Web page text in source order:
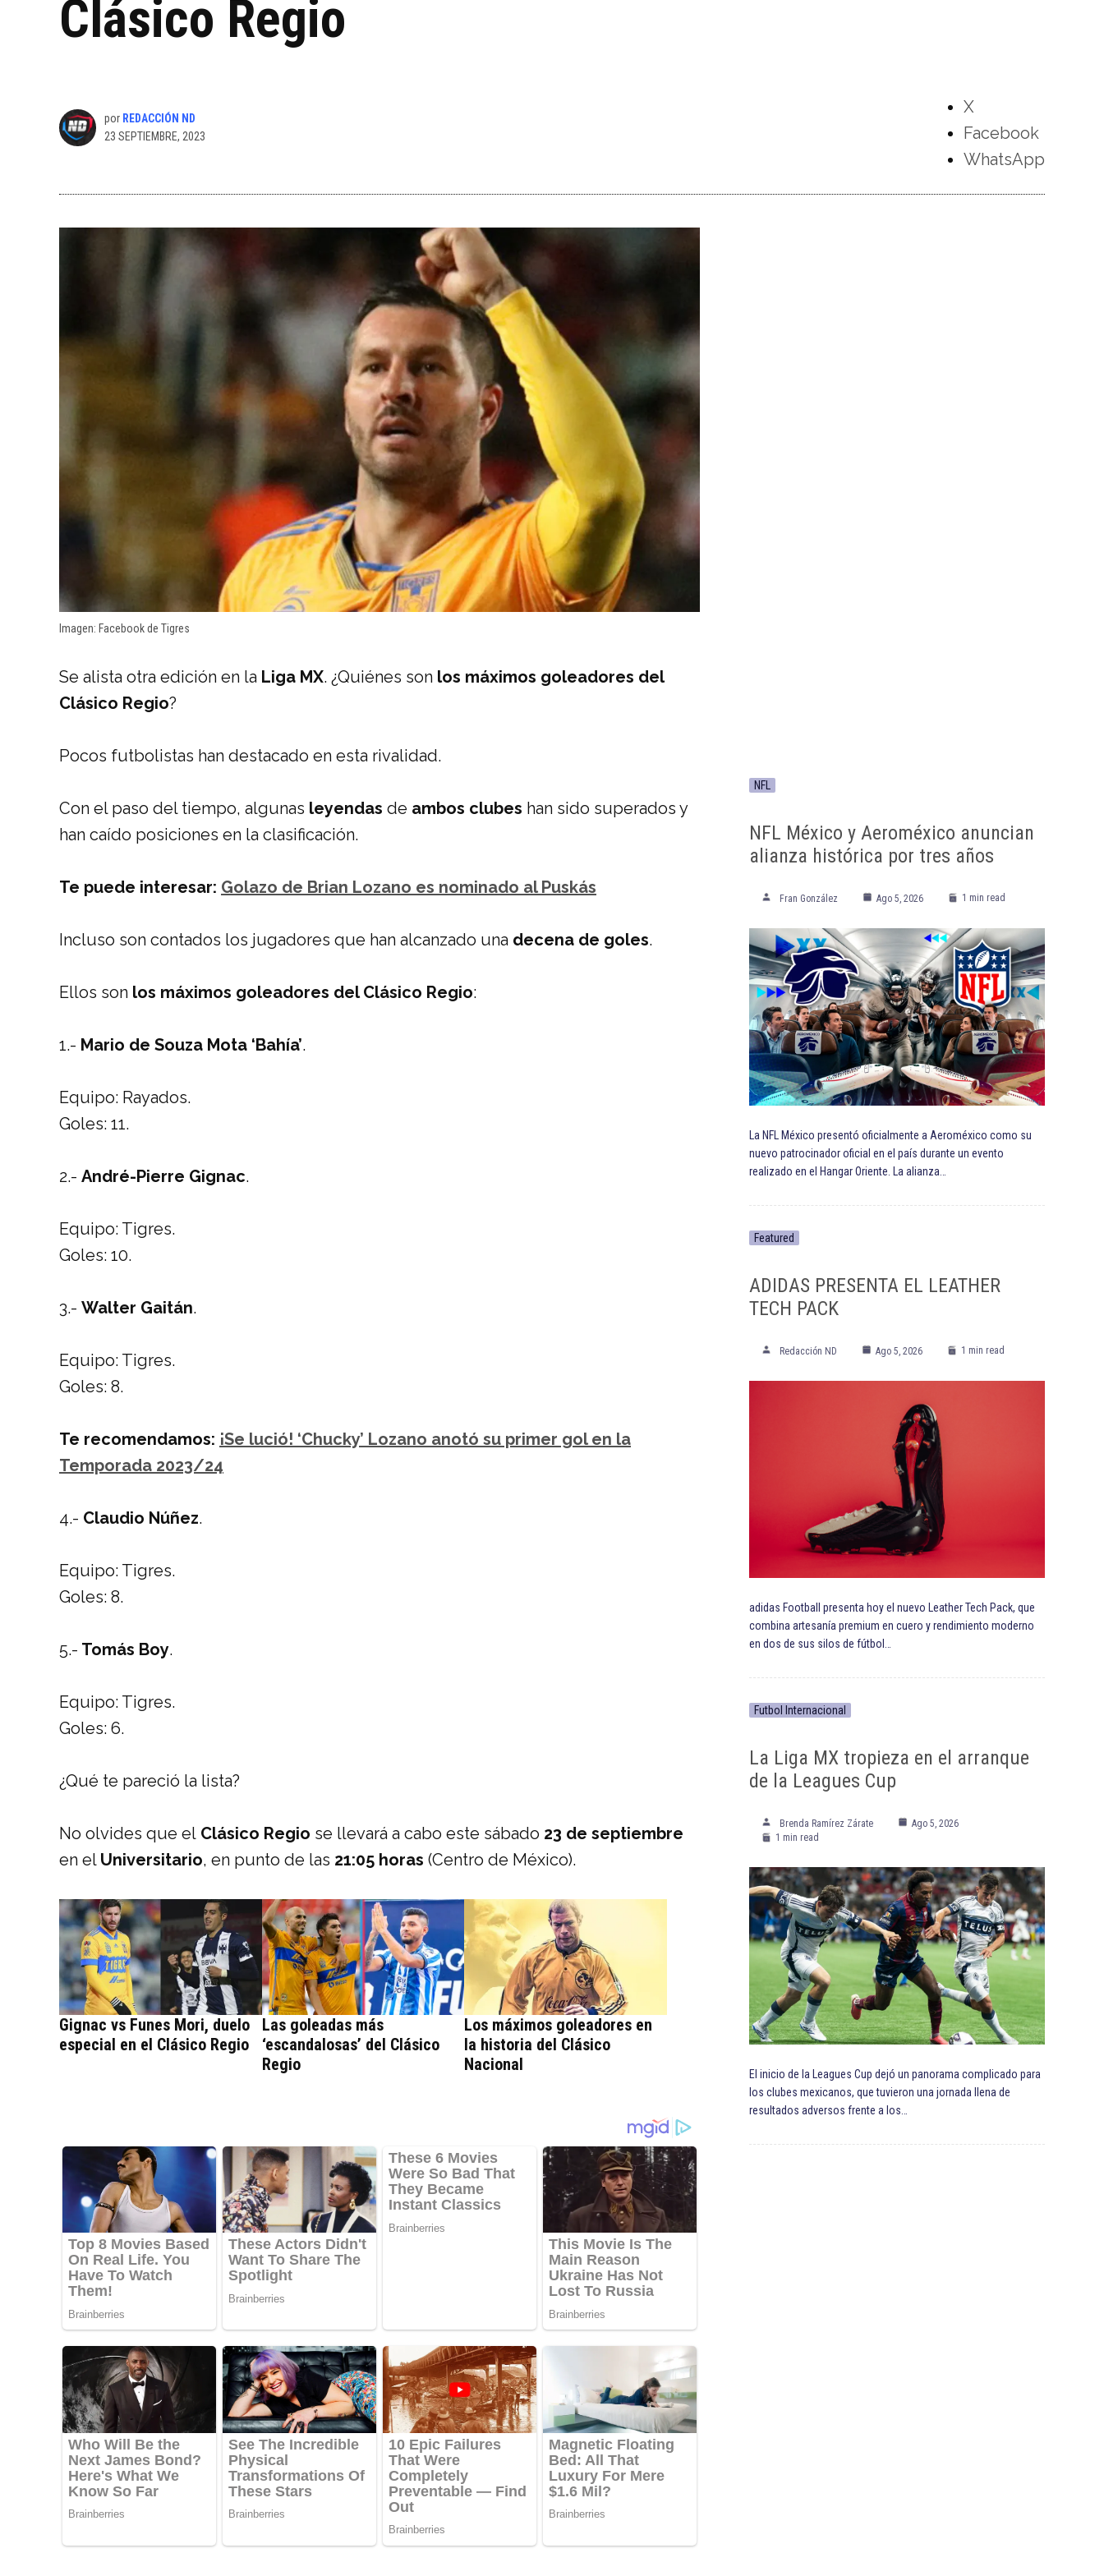
Clásico Regio
por REDACCIÓN ND
23 SEPTIEMBRE, 2023
X
Facebook
WhatsApp
Imagen: Facebook de Tigres
Se alista otra edición en la Liga MX. ¿Quiénes son los máximos goleadores del
Clásico Regio?
Pocos futbolistas han destacado en esta rivalidad.
Con el paso del tiempo, algunas leyendas de ambos clubes han sido superados y
han caído posiciones en la clasificación.
Te puede interesar: Golazo de Brian Lozano es nominado al Puskás
Incluso son contados los jugadores que han alcanzado una decena de goles.
Ellos son los máximos goleadores del Clásico Regio:
1.- Mario de Souza Mota ‘Bahía’.
Equipo: Rayados.
Goles: 11.
2.- André-Pierre Gignac.
Equipo: Tigres.
Goles: 10.
3.- Walter Gaitán.
Equipo: Tigres.
Goles: 8.
Te recomendamos: ¡Se lució! ‘Chucky’ Lozano anotó su primer gol en la
Temporada 2023/24
4.- Claudio Núñez.
Equipo: Tigres.
Goles: 8.
5.- Tomás Boy.
Equipo: Tigres.
Goles: 6.
¿Qué te pareció la lista?
No olvides que el Clásico Regio se llevará a cabo este sábado 23 de septiembre
en el Universitario, en punto de las 21:05 horas (Centro de México).
Gignac vs Funes Mori, duelo
especial en el Clásico Regio
Las goleadas más
‘escandalosas’ del Clásico
Regio
Los máximos goleadores en
la historia del Clásico
Nacional
NFL
NFL México y Aeroméxico anuncian
alianza histórica por tres años
Fran González Ago 5, 2026 1 min read
La NFL México presentó oficialmente a Aeroméxico como su
nuevo patrocinador oficial en el país durante un evento
realizado en el Hangar Oriente. La alianza…
Featured
ADIDAS PRESENTA EL LEATHER
TECH PACK
Redacción ND Ago 5, 2026 1 min read
adidas Football presenta hoy el nuevo Leather Tech Pack, que
combina artesanía premium en cuero y rendimiento moderno
en dos de sus silos de fútbol…
Futbol Internacional
La Liga MX tropieza en el arranque
de la Leagues Cup
Brenda Ramírez Zárate
Ago 5, 2026
1 min read
El inicio de la Leagues Cup dejó un panorama complicado para
los clubes mexicanos, que tuvieron una jornada llena de
resultados adversos frente a los…